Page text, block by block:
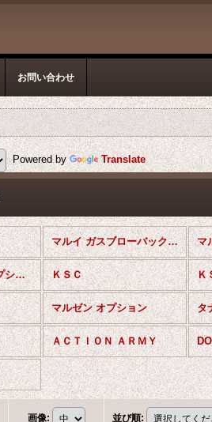
お問い合わせ
Powered by Translate
マルイ ガスブローバックガン マ
マルイ ガスガン オプション ＫＳＣ Ｋ
マルゼン オプション タ
ＡＣＴＩＯＮ ＡＲＭＹ
画像: 並び順: